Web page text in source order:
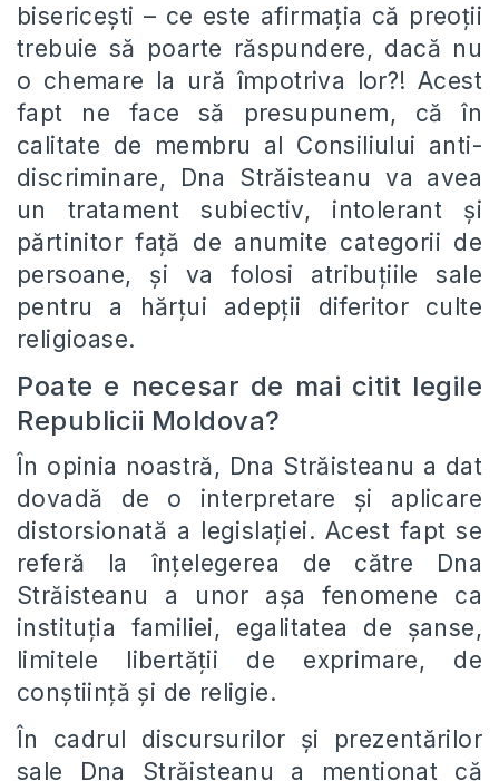
bisericești – ce este afirmația că preoții
trebuie să poarte răspundere, dacă nu
o chemare la ură împotriva lor?! Acest
fapt ne face să presupunem, că în
calitate de membru al Consiliului anti-
discriminare, Dna Străisteanu va avea
un tratament subiectiv, intolerant și
părtinitor față de anumite categorii de
persoane, și va folosi atribuțiile sale
pentru a hărțui adepții diferitor culte
religioase.
Poate e necesar de mai citit legile
Republicii Moldova?
În opinia noastră, Dna Străisteanu a dat
dovadă de o interpretare și aplicare
distorsionată a legislației. Acest fapt se
referă la înțelegerea de către Dna
Străisteanu a unor așa fenomene ca
instituția familiei, egalitatea de șanse,
limitele libertății de exprimare, de
conștiință și de religie.
În cadrul discursurilor și prezentărilor
sale Dna Străisteanu a menționat că